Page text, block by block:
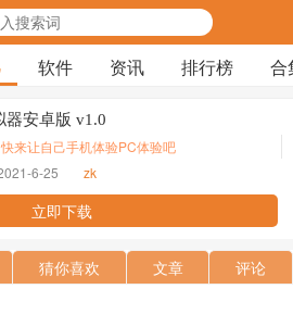
软件 资讯 排行榜 合
器安卓版 v1.0
来让自己手机体验PC体验吧
6-25 zk
立即下载
猜你喜欢 文章 评论